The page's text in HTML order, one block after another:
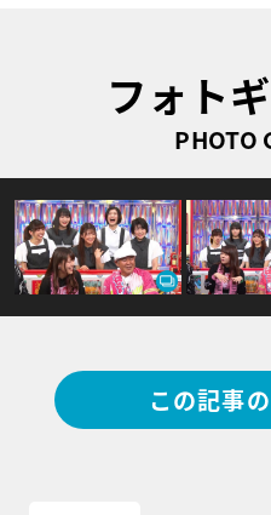
フォト
PHOTO
この記事